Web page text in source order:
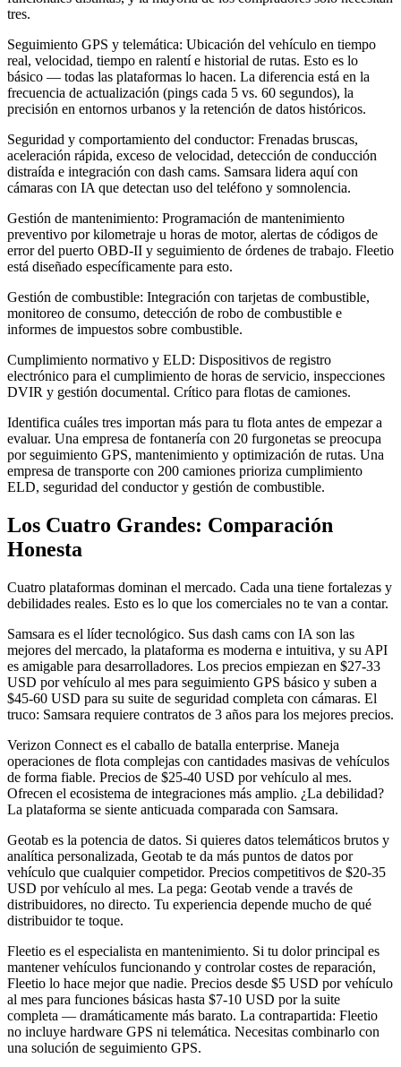
tres.
Seguimiento GPS y telemática: Ubicación del vehículo en tiempo
real, velocidad, tiempo en ralentí e historial de rutas. Esto es lo
básico — todas las plataformas lo hacen. La diferencia está en la
frecuencia de actualización (pings cada 5 vs. 60 segundos), la
precisión en entornos urbanos y la retención de datos históricos.
Seguridad y comportamiento del conductor: Frenadas bruscas,
aceleración rápida, exceso de velocidad, detección de conducción
distraída e integración con dash cams. Samsara lidera aquí con
cámaras con IA que detectan uso del teléfono y somnolencia.
Gestión de mantenimiento: Programación de mantenimiento
preventivo por kilometraje u horas de motor, alertas de códigos de
error del puerto OBD-II y seguimiento de órdenes de trabajo. Fleetio
está diseñado específicamente para esto.
Gestión de combustible: Integración con tarjetas de combustible,
monitoreo de consumo, detección de robo de combustible e
informes de impuestos sobre combustible.
Cumplimiento normativo y ELD: Dispositivos de registro
electrónico para el cumplimiento de horas de servicio, inspecciones
DVIR y gestión documental. Crítico para flotas de camiones.
Identifica cuáles tres importan más para tu flota antes de empezar a
evaluar. Una empresa de fontanería con 20 furgonetas se preocupa
por seguimiento GPS, mantenimiento y optimización de rutas. Una
empresa de transporte con 200 camiones prioriza cumplimiento
ELD, seguridad del conductor y gestión de combustible.
Los Cuatro Grandes: Comparación
Honesta
Cuatro plataformas dominan el mercado. Cada una tiene fortalezas y
debilidades reales. Esto es lo que los comerciales no te van a contar.
Samsara es el líder tecnológico. Sus dash cams con IA son las
mejores del mercado, la plataforma es moderna e intuitiva, y su API
es amigable para desarrolladores. Los precios empiezan en $27-33
USD por vehículo al mes para seguimiento GPS básico y suben a
$45-60 USD para su suite de seguridad completa con cámaras. El
truco: Samsara requiere contratos de 3 años para los mejores precios.
Verizon Connect es el caballo de batalla enterprise. Maneja
operaciones de flota complejas con cantidades masivas de vehículos
de forma fiable. Precios de $25-40 USD por vehículo al mes.
Ofrecen el ecosistema de integraciones más amplio. ¿La debilidad?
La plataforma se siente anticuada comparada con Samsara.
Geotab es la potencia de datos. Si quieres datos telemáticos brutos y
analítica personalizada, Geotab te da más puntos de datos por
vehículo que cualquier competidor. Precios competitivos de $20-35
USD por vehículo al mes. La pega: Geotab vende a través de
distribuidores, no directo. Tu experiencia depende mucho de qué
distribuidor te toque.
Fleetio es el especialista en mantenimiento. Si tu dolor principal es
mantener vehículos funcionando y controlar costes de reparación,
Fleetio lo hace mejor que nadie. Precios desde $5 USD por vehículo
al mes para funciones básicas hasta $7-10 USD por la suite
completa — dramáticamente más barato. La contrapartida: Fleetio
no incluye hardware GPS ni telemática. Necesitas combinarlo con
una solución de seguimiento GPS.